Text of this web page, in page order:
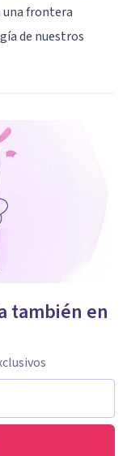
una frontera
de nuestros
también en